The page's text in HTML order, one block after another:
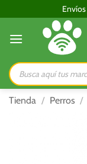
al
contenido
Envíos
Búsqueda
de
productos
Tienda / Perros /